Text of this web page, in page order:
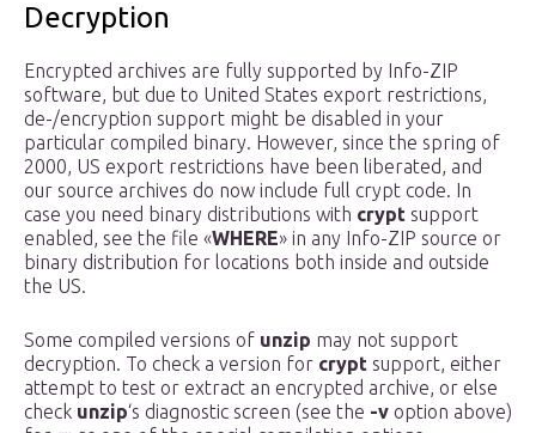
Decryption
Encrypted archives are fully supported by Info-ZIP
software, but due to United States export restrictions,
de-/encryption support might be disabled in your
particular compiled binary. However, since the spring of
2000, US export restrictions have been liberated, and
our source archives do now include full crypt code. In
case you need binary distributions with crypt support
enabled, see the file «WHERE» in any Info-ZIP source or
binary distribution for locations both inside and outside
the US.
Some compiled versions of unzip may not support
decryption. To check a version for crypt support, either
attempt to test or extract an encrypted archive, or else
check unzip‘s diagnostic screen (see the -v option above)